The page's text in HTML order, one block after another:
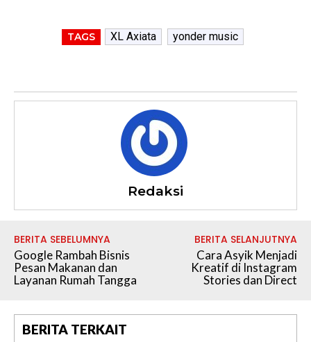
TAGS XL Axiata yonder music
Redaksi
BERITA SEBELUMNYA
Google Rambah Bisnis
Pesan Makanan dan
Layanan Rumah Tangga
BERITA SELANJUTNYA
Cara Asyik Menjadi
Kreatif di Instagram
Stories dan Direct
BERITA TERKAIT